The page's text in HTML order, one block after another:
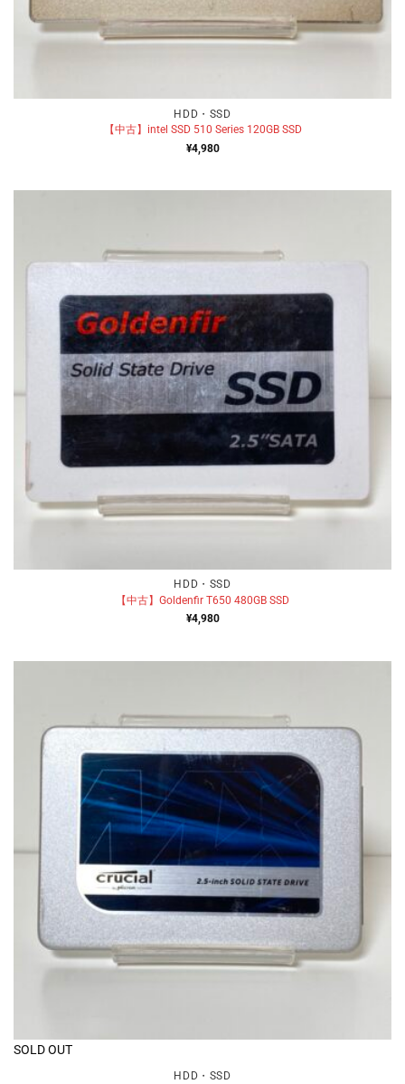
HDD・SSD
【中古】intel SSD 510 Series 120GB SSD
¥4,980
HDD・SSD
【中古】Goldenfir T650 480GB SSD
¥4,980
SOLD OUT
HDD・SSD